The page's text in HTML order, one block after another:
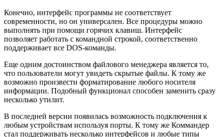
Конечно, интерфейс программы не соответствует
современности, но он универсален. Все процедуры можно
выполнять при помощи горячих клавиш. Интерфейс
позволяет работать с командной строкой, соответственно
поддерживает все DOS-команды.
Еще одним достоинством файлового менеджера является то,
что пользователи могут увидеть скрытые файлы. К тому же
возможно произвести форматирование любого носителя
информации. Подобный функционал способен заменить сразу
несколько утилит.
В последней версии появилась возможность подключения к
любым устройствам используя порты. К тому же Коммандер
стал поддерживать несколько интерфейсов и любые типы